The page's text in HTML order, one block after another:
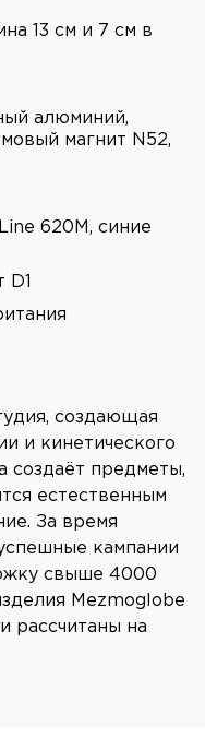
13 см и 7 см в
алюминий,
магнит N52,
620M, синие
создающая
и кинетического
создаёт предметы,
естественным
За время
кампании
свыше 4000
Mezmoglobe
рассчитаны на